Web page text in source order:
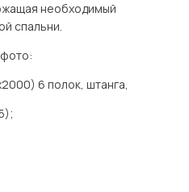
необходимый
спальни.
6 полок, штанга,